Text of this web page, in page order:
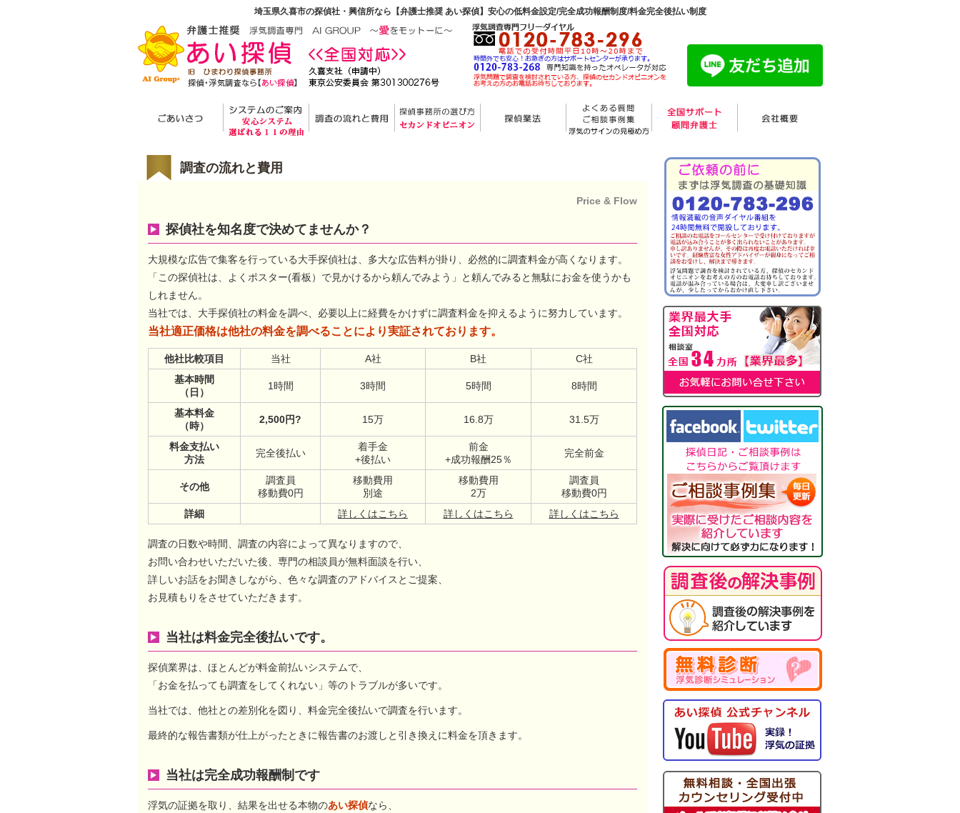
埼玉県久喜市の探偵社・興信所なら【弁護士推奨 あい探偵】安心の低料金設定/完全成功報酬制度/料金完全後払い制度
調査の流れと費用
Price & Flow
探偵社を知名度で決めてませんか？
大規模な広告で集客を行っている大手探偵社は、多大な広告料が掛り、必然的に調査料金が高くなります。
「この探偵社は、よくポスター(看板）で見かけるから頼んでみよう」と頼んでみると無駄にお金を使うかも
しれません。
当社では、大手探偵社の料金を調べ、必要以上に経費をかけずに調査料金を抑えるように努力しています。
当社適正価格は他社の料金を調べることにより実証されております。
他社比較項目 当社 A社 B社
C社
基本時間
（日）
1時間 3時間 5時間 8時間
基本料金
（時）
2,500円? 15万 16.8万 31.5万
料金支払い
方法
完全後払い
着手金
+後払い
前金
+成功報酬25％
完全前金
その他
調査員
移動費0円
移動費用
別途
移動費用
2万
調査員
移動費0円
詳細
詳しくはこちら 詳しくはこちら 詳しくはこちら
調査の日数や時間、調査の内容によって異なりますので、
お問い合わせいただいた後、専門の相談員が無料面談を行い、
詳しいお話をお聞きしながら、色々な調査のアドバイスとご提案、
お見積もりをさせていただきます。
当社は料金完全後払いです。
探偵業界は、ほとんどが料金前払いシステムで、
「お金を払っても調査をしてくれない」等のトラブルが多いです。
当社では、他社との差別化を図り、料金完全後払いで調査を行います。
最終的な報告書類が仕上がったときに報告書のお渡しと引き換えに料金を頂きます。
当社は完全成功報酬制です
浮気の証拠を取り、結果を出せる本物のあい探偵なら、